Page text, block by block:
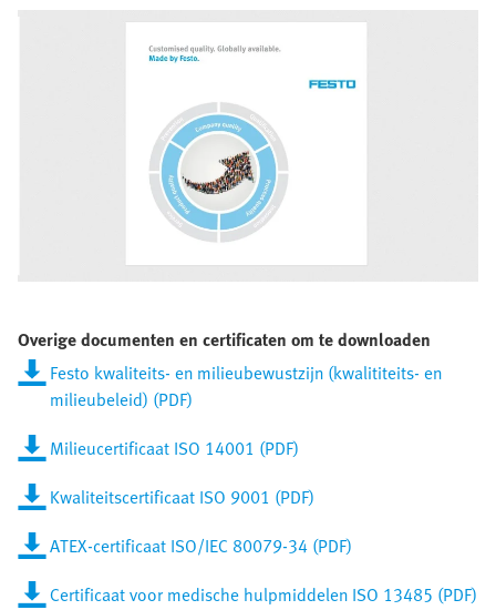
Overige documenten en certificaten om te downloaden
Festo kwaliteits- en milieubewustzijn (kwalititeits- en
milieubeleid) (PDF)
Milieucertificaat ISO 14001 (PDF)
Kwaliteitscertificaat ISO 9001 (PDF)
ATEX-certificaat ISO/IEC 80079-34 (PDF)
Certificaat voor medische hulpmiddelen ISO 13485 (PDF)